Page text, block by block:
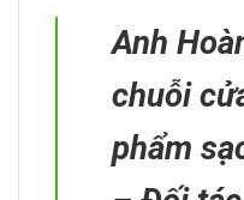
Anh
chuỗi
phẩm